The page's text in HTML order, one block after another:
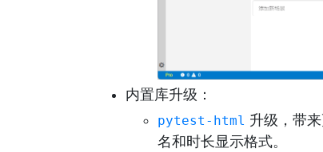
内置库升级 ：
pytest-html 升级，带
名和时长显示格式。